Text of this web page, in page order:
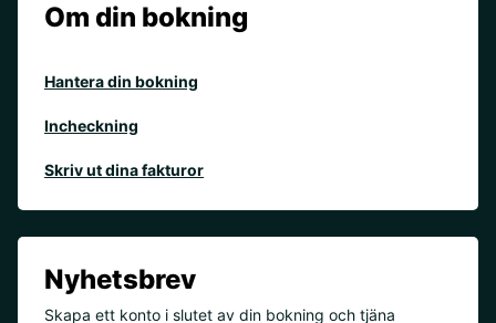
Om din bokning
Hantera din bokning
Incheckning
Skriv ut dina fakturor
Nyhetsbrev
Skapa ett konto i slutet av din bokning och tjäna